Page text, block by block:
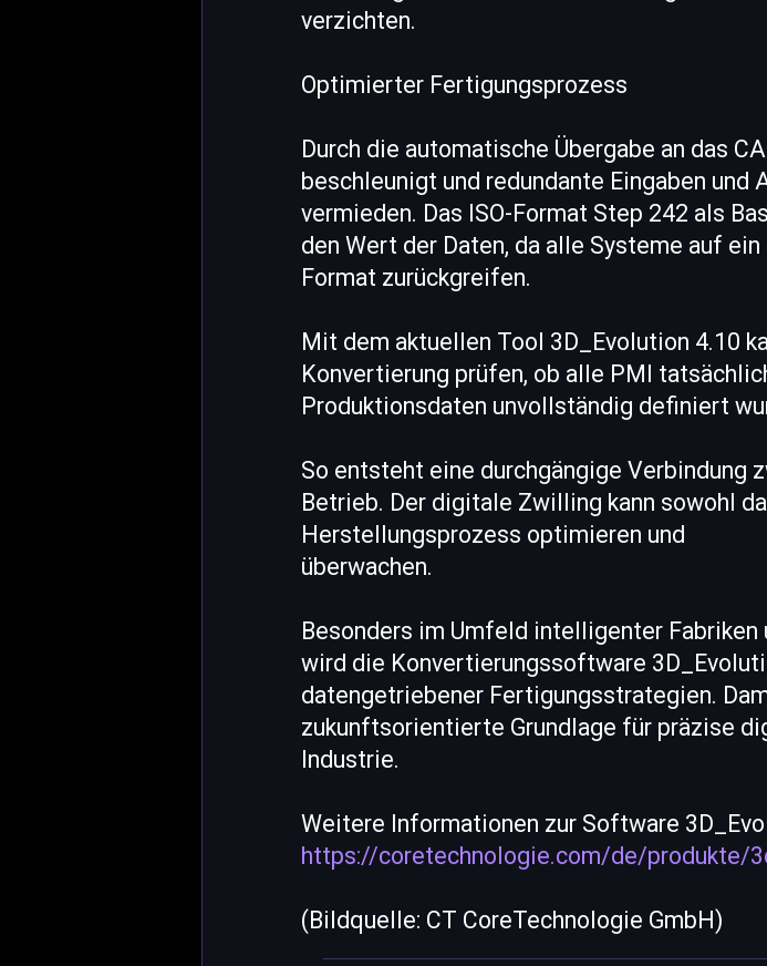
verzichten.
Optimierter Fertigungsprozess
Durch die automatische Übergabe an das
beschleunigt und redundante Eingaben
vermieden. Das ISO-Format Step 242 als
den Wert der Daten, da alle Systeme auf
Format zurückgreifen.
Mit dem aktuellen Tool 3D_Evolution 4.10
Konvertierung prüfen, ob alle PMI
Produktionsdaten unvollständig definiert
So entsteht eine durchgängige Verbindung
Betrieb. Der digitale Zwilling kann sowohl
Herstellungsprozess optimieren und
überwachen.
Besonders im Umfeld intelligenter
wird die Konvertierungssoftware
datengetriebener Fertigungsstrategien.
zukunftsorientierte Grundlage für präzise
Industrie.
Weitere Informationen zur Software
https://coretechnologie.com/de/produkte/
(Bildquelle: CT CoreTechnologie GmbH)